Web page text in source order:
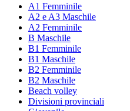
A1 Femminile
A2 e A3 Maschile
A2 Femminile
B Maschile
B1 Femminile
B1 Maschile
B2 Femminile
B2 Maschile
Beach volley
Divisioni provinciali